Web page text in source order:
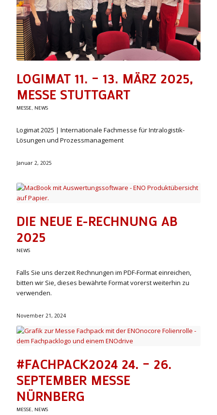
LOGIMAT 11. – 13. MÄRZ 2025,
MESSE STUTTGART
MESSE, NEWS
Logimat 2025 | Internationale Fachmesse für Intralogistik-
Lösungen und Prozessmanagement
Januar 2, 2025
DIE NEUE E-RECHNUNG AB
2025
NEWS
Falls Sie uns derzeit Rechnungen im PDF-Format einreichen,
bitten wir Sie, dieses bewährte Format vorerst weiterhin zu
verwenden.
November 21, 2024
#FACHPACK2024 24. – 26.
SEPTEMBER MESSE
NÜRNBERG
MESSE, NEWS